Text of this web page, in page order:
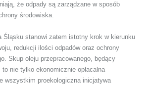
że odpady są zarządzane w sposób
środowiska.
Śląsku stanowi zatem istotny krok w kierunku
redukcji ilości odpadów oraz ochrony
Skup oleju przepracowanego, będący
nie tylko ekonomicznie opłacalna
wszystkim proekologiczna inicjatywa